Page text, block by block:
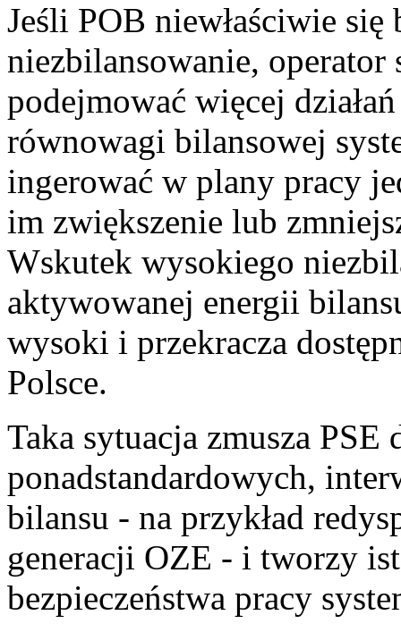
Jeśli POB niewłaściwie
niezbilansowanie, operator
podejmować więcej
równowagi bilansowej
ingerować w plany pracy
im zwiększenie lub
Wskutek wysokiego
aktywowanej energii
wysoki i przekracza
Polsce.
Taka sytuacja zmusza PSE
ponadstandardowych,
bilansu - na przykład
generacji OZE - i tworzy
bezpieczeństwa pracy